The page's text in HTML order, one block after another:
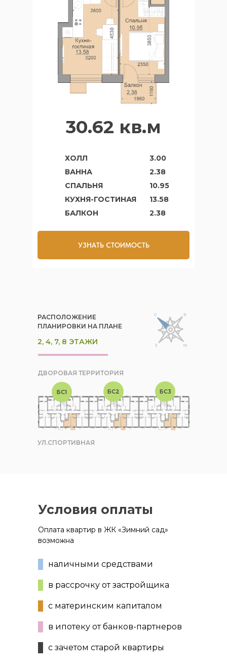
30.62 кв.м
ХОЛЛ
КУХНЯ-ГОСТИНАЯ
ВАННА
СПАЛЬНЯ
БАЛКОН
3.00
13.58
2.38
10.95
2.38
УЗНАТЬ СТОИМОСТЬ
РАСПОЛОЖЕНИЕ
ПЛАНИРОВКИ НА ПЛАНЕ
2, 4, 7, 8 ЭТАЖИ
БС1 БС2 БС3
ДВОРОВАЯ ТЕРРИТОРИЯ
УЛ.СПОРТИВНАЯ
наличными средствами
в рассрочку от застройщика
с материнским капиталом
в ипотеку от банков-партнеров
с зачетом старой квартиры
Условия оплаты
Оплата квартир в ЖК «Зимний сад»
возможна